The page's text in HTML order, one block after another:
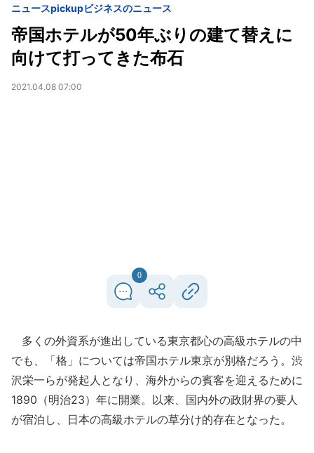
ニュースpickupビジネスのニュース
帝国ホテルが50年ぶりの建て替えに
向けて打ってきた布石
2021.04.08 07:00
0
多くの外資系が進出している東京都心の高級ホテルの中
でも、「格」については帝国ホテル東京が別格だろう。渋
沢栄一らが発起人となり、海外からの賓客を迎えるために
1890（明治23）年に開業。以来、国内外の政財界の要人
が宿泊し、日本の高級ホテルの草分け的存在となった。